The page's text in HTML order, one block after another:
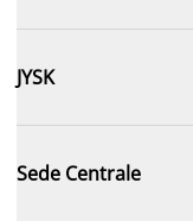
JYSK
Sede Centrale